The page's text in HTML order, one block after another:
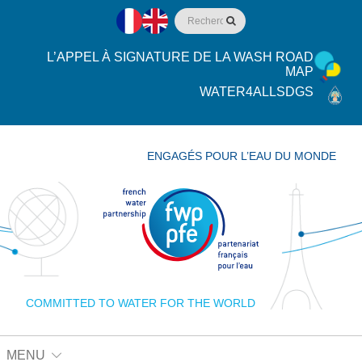
L’APPEL À SIGNATURE DE LA WASH ROAD
MAP
WATER4ALLSDGS
COMMITTED TO WATER FOR THE WORLD
ENGAGÉS POUR L’EAU DU MONDE
MENU